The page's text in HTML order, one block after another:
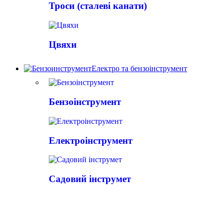
Троси (сталеві канати)
Цвяхи
Електро та бензоінструмент
Бензоінструмент
Електроінструмент
Садовий інструмет